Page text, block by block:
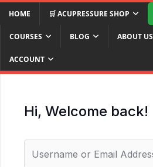
HOME 🛒 ACUPRESSURE SHOP
COURSES BLOG ABOUT US
ACCOUNT
Hi, Welcome back!